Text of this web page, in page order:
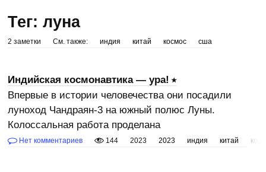
Тег: луна
2 заметки См. также: индия китай космос сша
Индийская космонавтика — ура!
Впервые в истории человечества они посадили
луноход Чандраян-3 на южный полюс Луны.
Колоссальная работа проделана
Нет комментариев 144 2023 2023 индия китай